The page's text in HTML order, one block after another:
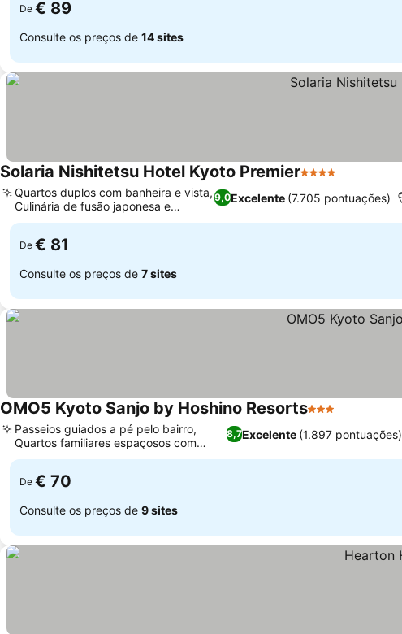
De € 89
Consulte os preços de 14 sites
Solaria Nishitetsu Hotel Kyoto Premier4 Estrelas
9,0Excelente (7.705 pontuações)
Quartos duplos com banheira e vista,
Culinária de fusão japonesa e
francesa
De € 81
Consulte os preços de 7 sites
OMO5 Kyoto Sanjo by Hoshino Resorts3 Estrelas
8,7Excelente (1.897 pontuações)
Passeios guiados a pé pelo bairro,
Quartos familiares espaçosos com
quatro camas
De € 70
Consulte os preços de 9 sites